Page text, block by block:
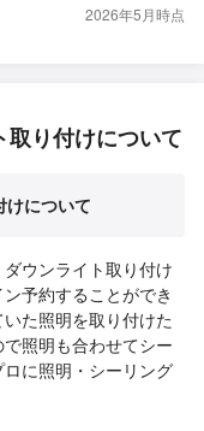
2026年5月時点
り付けについて
けについて
ウンライト取り付け
予約することができ
た照明を取り付けた
照明も合わせてシー
に照明・シーリング